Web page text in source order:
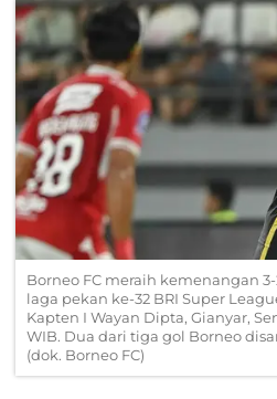
Borneo FC meraih kemenangan
laga pekan ke-32 BRI Super
Kapten I Wayan Dipta, Gianyar,
WIB. Dua dari tiga gol Borneo
(dok. Borneo FC)